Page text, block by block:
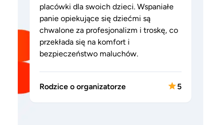
placówki dla swoich dzieci. Wspaniałe
panie opiekujące się dziećmi są
chwalone za profesjonalizm i troskę, co
przekłada się na komfort i
bezpieczeństwo maluchów.
Rodzice o organizatorze 5